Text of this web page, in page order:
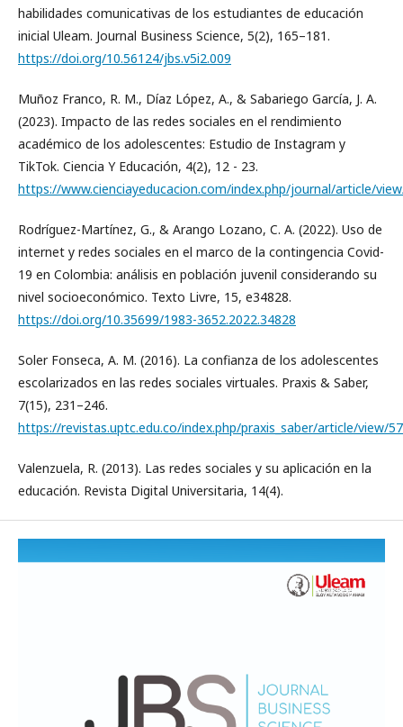
habilidades comunicativas de los estudiantes de educación
inicial Uleam. Journal Business Science, 5(2), 165–181.
https://doi.org/10.56124/jbs.v5i2.009
Muñoz Franco, R. M., Díaz López, A., & Sabariego García, J. A.
(2023). Impacto de las redes sociales en el rendimiento
académico de los adolescentes: Estudio de Instagram y
TikTok. Ciencia Y Educación, 4(2), 12 - 23.
https://www.cienciayeducacion.com/index.php/journal/article/
Rodríguez-Martínez, G., & Arango Lozano, C. A. (2022). Uso de
internet y redes sociales en el marco de la contingencia Covid-
19 en Colombia: análisis en población juvenil considerando su
nivel socioeconómico. Texto Livre, 15, e34828.
https://doi.org/10.35699/1983-3652.2022.34828
Soler Fonseca, A. M. (2016). La confianza de los adolescentes
escolarizados en las redes sociales virtuales. Praxis & Saber,
7(15), 231–246.
https://revistas.uptc.edu.co/index.php/praxis_saber/article/view/
Valenzuela, R. (2013). Las redes sociales y su aplicación en la
educación. Revista Digital Universitaria, 14(4).